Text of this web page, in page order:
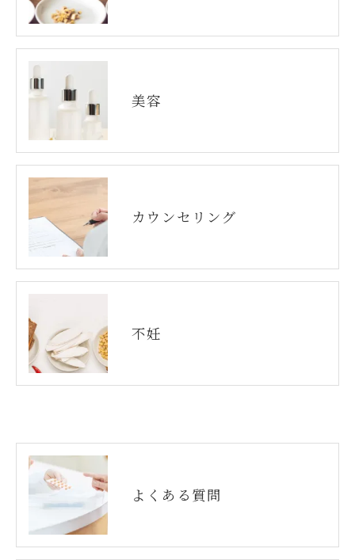
美容
カウンセリング
不妊
よくある質問